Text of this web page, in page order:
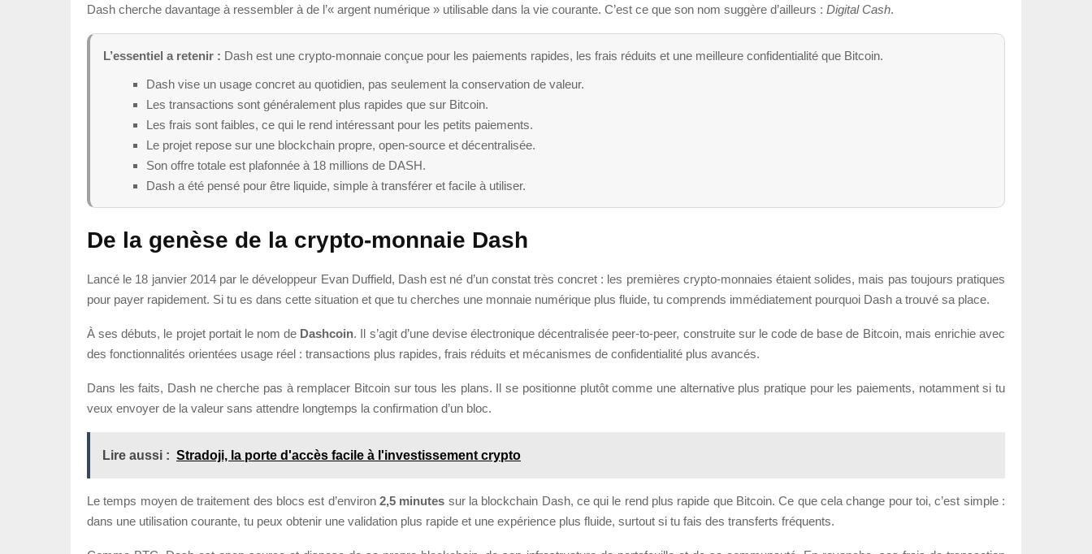
Dash cherche davantage à ressembler à de l’« argent numérique » utilisable dans la vie courante. C’est ce que son nom suggère d’ailleurs : Digital Cash.
L’essentiel a retenir : Dash est une crypto-monnaie conçue pour les paiements rapides, les frais réduits et une meilleure confidentialité que Bitcoin.
Dash vise un usage concret au quotidien, pas seulement la conservation de valeur.
Les transactions sont généralement plus rapides que sur Bitcoin.
Les frais sont faibles, ce qui le rend intéressant pour les petits paiements.
Le projet repose sur une blockchain propre, open-source et décentralisée.
Son offre totale est plafonnée à 18 millions de DASH.
Dash a été pensé pour être liquide, simple à transférer et facile à utiliser.
De la genèse de la crypto-monnaie Dash
Lancé le 18 janvier 2014 par le développeur Evan Duffield, Dash est né d’un constat très concret : les premières crypto-monnaies étaient solides, mais pas toujours pratiques
pour payer rapidement. Si tu es dans cette situation et que tu cherches une monnaie numérique plus fluide, tu comprends immédiatement pourquoi Dash a trouvé sa place.
À ses débuts, le projet portait le nom de Dashcoin. Il s’agit d’une devise électronique décentralisée peer-to-peer, construite sur le code de base de Bitcoin, mais enrichie avec
des fonctionnalités orientées usage réel : transactions plus rapides, frais réduits et mécanismes de confidentialité plus avancés.
Dans les faits, Dash ne cherche pas à remplacer Bitcoin sur tous les plans. Il se positionne plutôt comme une alternative plus pratique pour les paiements, notamment si tu
veux envoyer de la valeur sans attendre longtemps la confirmation d’un bloc.
Lire aussi : Stradoji, la porte d'accès facile à l'investissement crypto
Le temps moyen de traitement des blocs est d’environ 2,5 minutes sur la blockchain Dash, ce qui le rend plus rapide que Bitcoin. Ce que cela change pour toi, c’est simple :
dans une utilisation courante, tu peux obtenir une validation plus rapide et une expérience plus fluide, surtout si tu fais des transferts fréquents.